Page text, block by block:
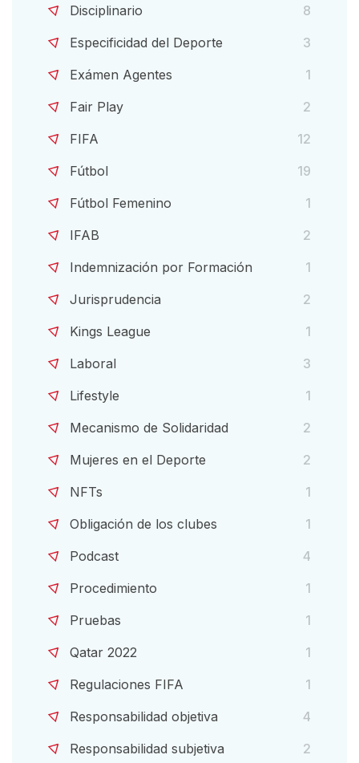
Disciplinario
8
Especificidad del Deporte
3
Exámen Agentes
1
Fair Play
2
FIFA
12
Fútbol
19
Fútbol Femenino
1
IFAB
2
Indemnización por Formación
1
Jurisprudencia
2
Kings League
1
Laboral
3
Lifestyle
1
Mecanismo de Solidaridad
2
Mujeres en el Deporte
2
NFTs
1
Obligación de los clubes
1
Podcast
4
Procedimiento
1
Pruebas
1
Qatar 2022
1
Regulaciones FIFA
1
Responsabilidad objetiva
4
Responsabilidad subjetiva
2